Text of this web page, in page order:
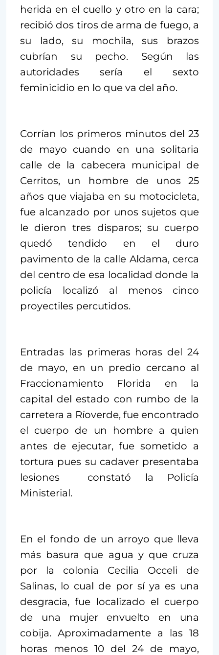
herida en el cuello y otro en la cara;
recibió dos tiros de arma de fuego, a
su lado, su mochila, sus brazos
cubrían su pecho. Según las
autoridades sería el sexto
feminicidio en lo que va del año.
Corrían los primeros minutos del 23
de mayo cuando en una solitaria
calle de la cabecera municipal de
Cerritos, un hombre de unos 25
años que viajaba en su motocicleta,
fue alcanzado por unos sujetos que
le dieron tres disparos; su cuerpo
quedó tendido en el duro
pavimento de la calle Aldama, cerca
del centro de esa localidad donde la
policía localizó al menos cinco
proyectiles percutidos.
Entradas las primeras horas del 24
de mayo, en un predio cercano al
Fraccionamiento Florida en la
capital del estado con rumbo de la
carretera a Ríoverde, fue encontrado
el cuerpo de un hombre a quien
antes de ejecutar, fue sometido a
tortura pues su cadaver presentaba
lesiones constató la Policía
Ministerial.
En el fondo de un arroyo que lleva
más basura que agua y que cruza
por la colonia Cecilia Occeli de
Salinas, lo cual de por sí ya es una
desgracia, fue localizado el cuerpo
de una mujer envuelto en una
cobija. Aproximadamente a las 18
horas menos 10 del 24 de mayo,